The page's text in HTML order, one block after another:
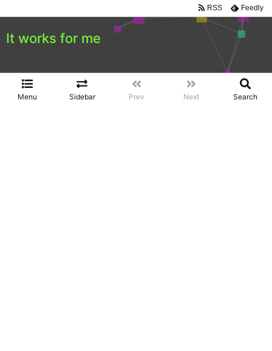
It works for me
Menu Sidebar Prev Next Search
RSS Feedly